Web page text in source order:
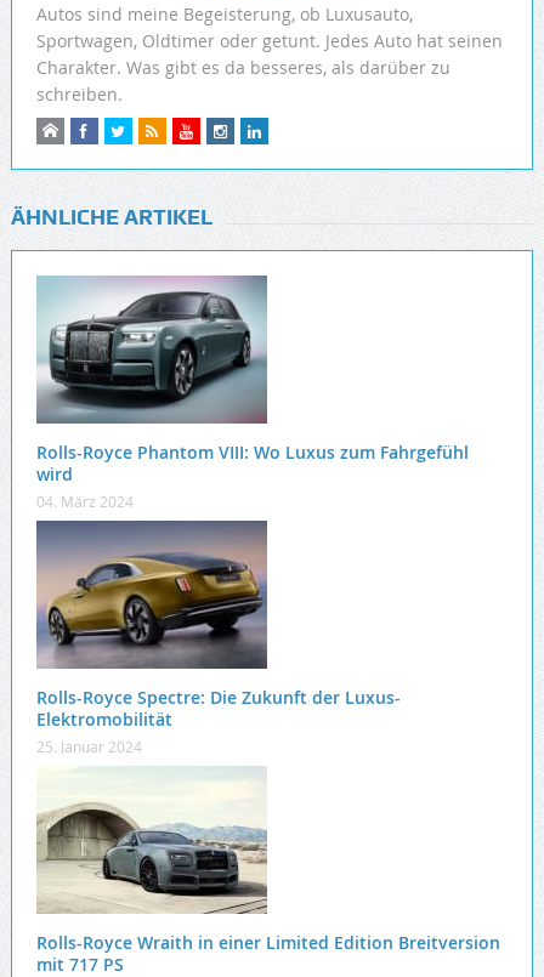
Autos sind meine Begeisterung, ob Luxusauto,
Sportwagen, Oldtimer oder getunt. Jedes Auto hat seinen
Charakter. Was gibt es da besseres, als darüber zu
schreiben.
ÄHNLICHE ARTIKEL
Rolls-Royce Phantom VIII: Wo Luxus zum Fahrgefühl
wird
04. März 2024
Rolls-Royce Spectre: Die Zukunft der Luxus-
Elektromobilität
25. Januar 2024
Rolls-Royce Wraith in einer Limited Edition Breitversion
mit 717 PS